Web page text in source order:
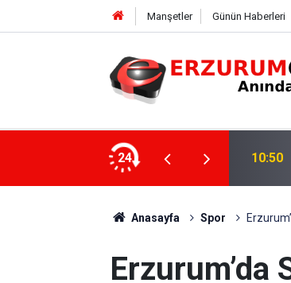
Manşetler Günün Haberleri
24
maçıyla tam kapasiteyle kapılarını
10:44
Anasayfa Spor
Erzurum’da